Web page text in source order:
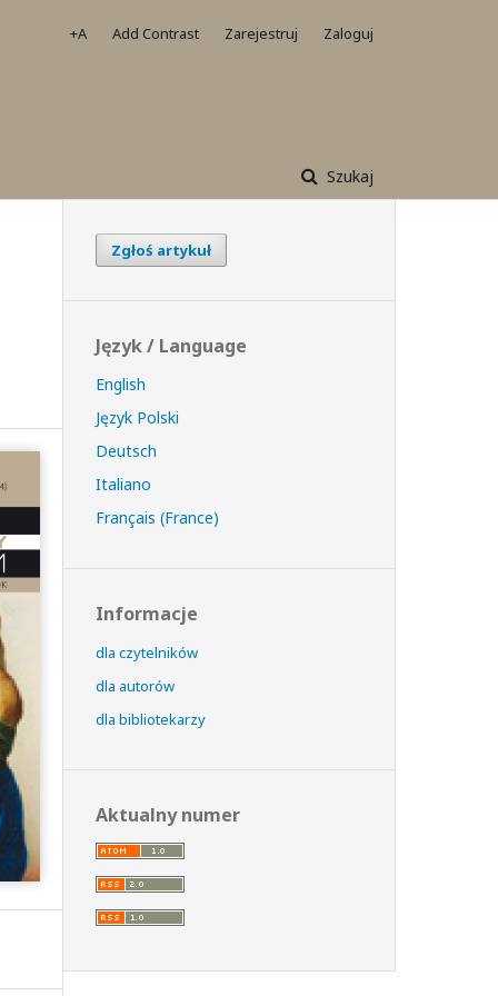
Szukaj
+A Add Contrast Zarejestruj Zaloguj
Zgłoś artykuł
Język / Language
English
Język Polski
Deutsch
Italiano
Français (France)
Informacje
dla czytelników
dla autorów
dla bibliotekarzy
Aktualny numer